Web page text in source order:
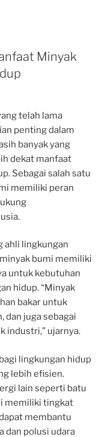
Minyak
telah lama
penting dalam
banyak yang
dekat manfaat
Sebagai salah satu
memiliki peran
ahli lingkungan
bumi memiliki
untuk kebutuhan
hidup. “Minyak
bakar untuk
dan juga sebagai
industri,” ujarnya.
lingkungan hidup
lebih efisien.
lain seperti batu
memiliki tingkat
membantu
dan polusi udara